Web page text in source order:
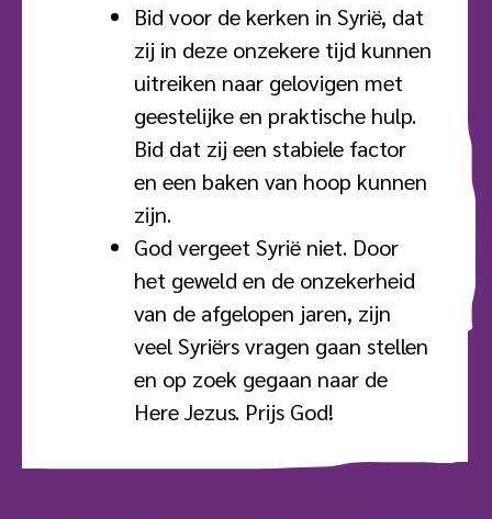
Bid voor de kerken in Syrië, dat
zij in deze onzekere tijd kunnen
uitreiken naar gelovigen met
geestelijke en praktische hulp.
Bid dat zij een stabiele factor
en een baken van hoop kunnen
zijn.
God vergeet Syrië niet. Door
het geweld en de onzekerheid
van de afgelopen jaren, zijn
veel Syriërs vragen gaan stellen
en op zoek gegaan naar de
Here Jezus. Prijs God!